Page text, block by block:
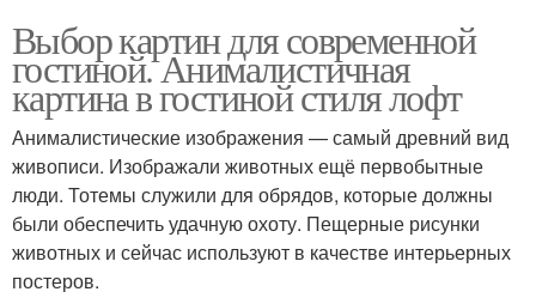
Выбор картин для современной
гостиной. Анималистичная
картина в гостиной стиля лофт
Анималистические изображения — самый древний вид
живописи. Изображали животных ещё первобытные
люди. Тотемы служили для обрядов, которые должны
были обеспечить удачную охоту. Пещерные рисунки
животных и сейчас используют в качестве интерьерных
постеров.